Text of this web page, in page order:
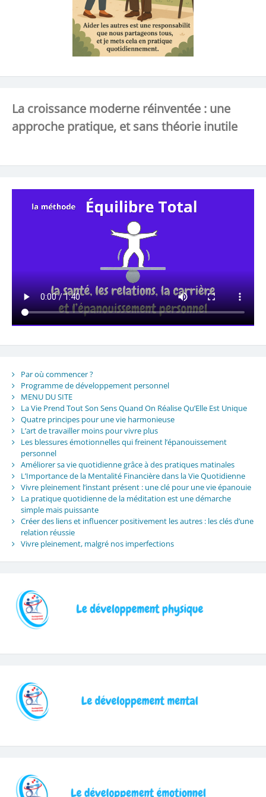
La croissance moderne réinventée : une
approche pratique, et sans théorie inutile
Par où commencer ?
Programme de développement personnel
MENU DU SITE
La Vie Prend Tout Son Sens Quand On Réalise Qu’Elle Est Unique
Quatre principes pour une vie harmonieuse
L’art de travailler moins pour vivre plus
Les blessures émotionnelles qui freinent l’épanouissement
personnel
Améliorer sa vie quotidienne grâce à des pratiques matinales
L’Importance de la Mentalité Financière dans la Vie Quotidienne
Vivre pleinement l’instant présent : une clé pour une vie épanouie
La pratique quotidienne de la méditation est une démarche
simple mais puissante
Créer des liens et influencer positivement les autres : les clés d’une
relation réussie
Vivre pleinement, malgré nos imperfections